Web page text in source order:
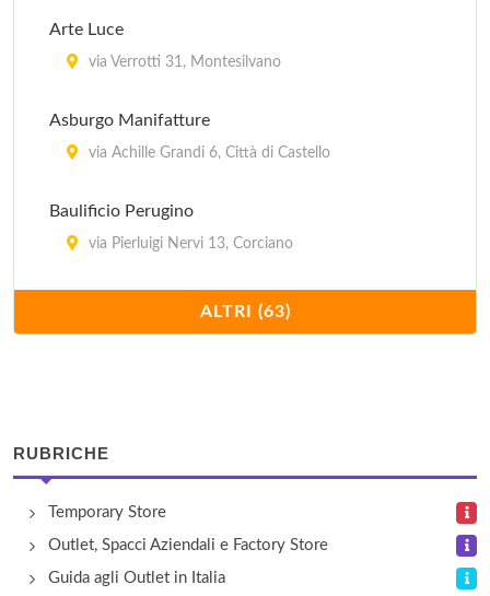
Arte Luce
via Verrotti 31, Montesilvano
Asburgo Manifatture
via Achille Grandi 6, Città di Castello
Baulificio Perugino
via Pierluigi Nervi 13, Corciano
via Tiberina Sud 320, Deruta
Brunello Cucinelli
piazza Alberto Dalla Chiesa 6, Solomeo
Calzaturificio Soldini
ALTRI (63)
RUBRICHE
Temporary Store
Outlet, Spacci Aziendali e Factory Store
Guida agli Outlet in Italia